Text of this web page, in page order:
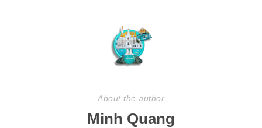
About the author
Minh Quang